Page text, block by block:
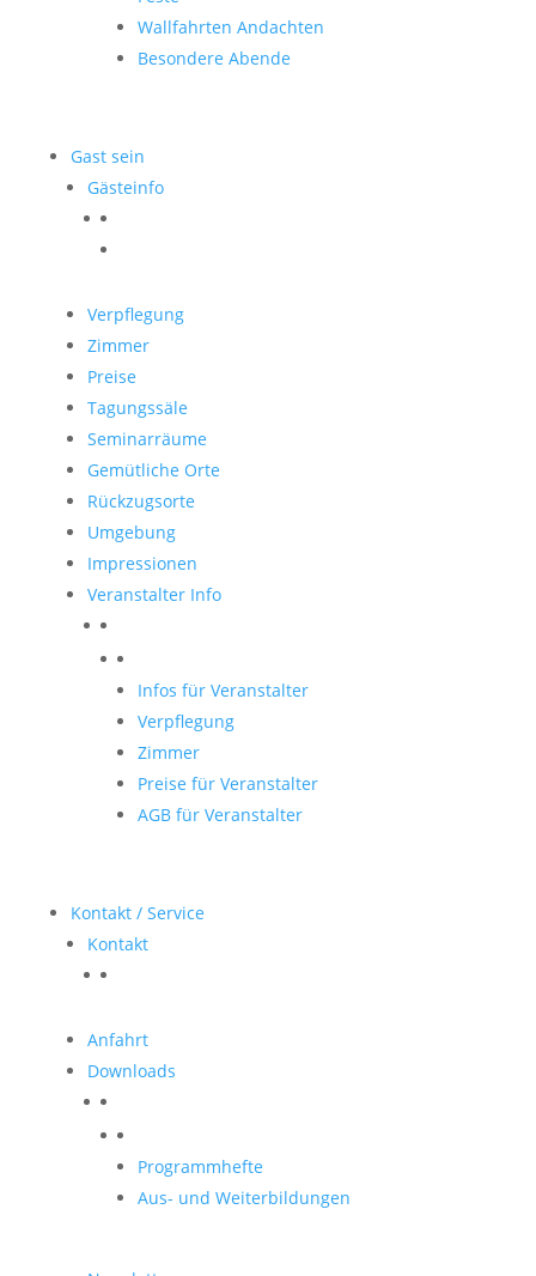
Wallfahrten Andachten
Besondere Abende
Gast sein
Gästeinfo
Verpflegung
Zimmer
Preise
Tagungssäle
Seminarräume
Gemütliche Orte
Rückzugsorte
Umgebung
Impressionen
Veranstalter Info
Infos für Veranstalter
Verpflegung
Zimmer
Preise für Veranstalter
AGB für Veranstalter
Kontakt / Service
Kontakt
Anfahrt
Downloads
Programmhefte
Aus- und Weiterbildungen